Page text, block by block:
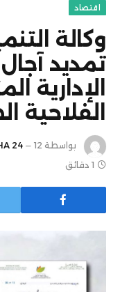
اقتصاد
وكالة
تمديد آجال
الإدارية
الفلاحية
بواسطة 24 12 يوليو، 2024
1 دقائق